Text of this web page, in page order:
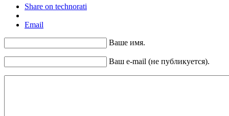
Share on technorati
Email
Ваше имя.
Ваш e-mail (не публикуется).